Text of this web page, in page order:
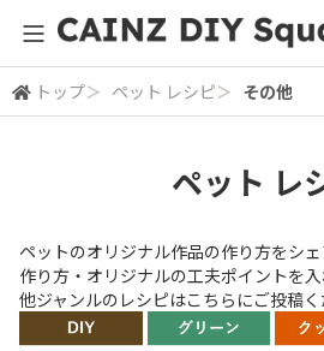
全体検索
トップ＞ ペット レシピ＞ その他
ペット レ
ペットのオリジナル作品の作り方をシ
作り方・オリジナルの工夫ポイントを入
他ジャンルのレシピはこちらにご投稿く